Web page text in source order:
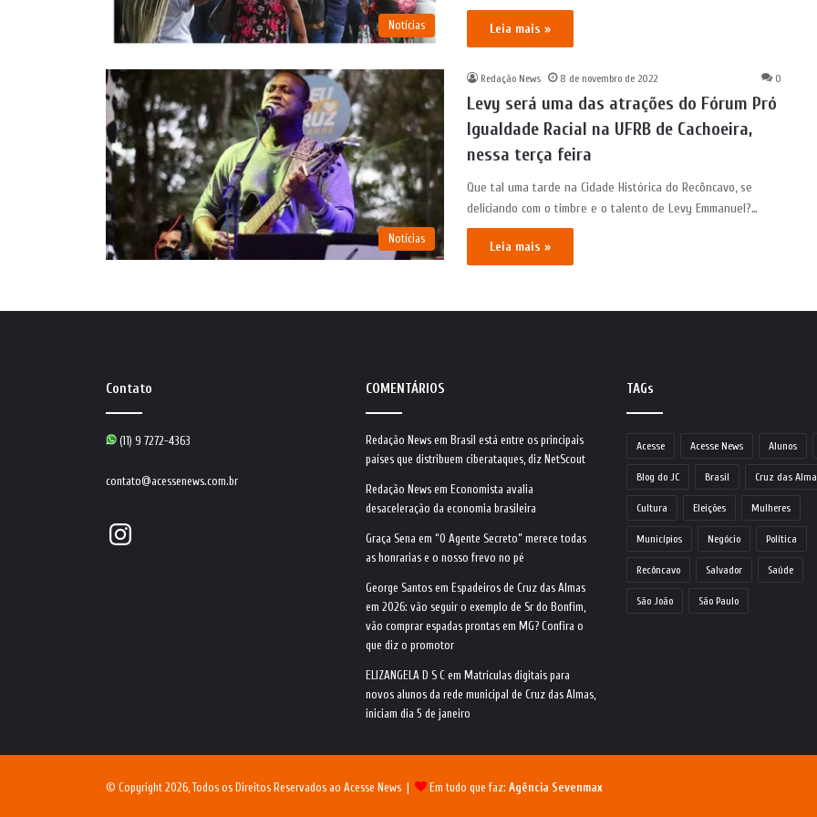
Notícias Leia mais »
Notícias
Redação News 8 de novembro de 2022 0
Levy será uma das atrações do Fórum Pró
Igualdade Racial na UFRB de Cachoeira,
nessa terça feira
Que tal uma tarde na Cidade Histórica do Recôncavo, se
deliciando com o timbre e o talento de Levy Emmanuel?…
Leia mais »
Contato
(11) 9 7272-4363
contato@acessenews.com.br
Instagram
COMENTÁRIOS
Redação News em Brasil está entre os principais
países que distribuem ciberataques, diz NetScout
Redação News em Economista avalia
desaceleração da economia brasileira
Graça Sena em“O Agente Secreto” merece todas
as honrarias e o nosso frevo no pé
George Santos em Espadeiros de Cruz das Almas
em 2026: vão seguir o exemplo de Sr do Bonfim,
vão comprar espadas prontas em MG? Confira o
que diz o promotor
ELIZANGELA D S C em Matrículas digitais para
novos alunos da rede municipal de Cruz das Almas,
iniciam dia 5 de janeiro
TAGs
Acesse Acesse News Alunos
Blog do JC Brasil Cruz das
Cultura Eleições Mulheres
Municípios Negócio Política
Recôncavo Salvador Saúde
São João São Paulo
© Copyright 2026, Todos os Direitos Reservados ao Acesse News | Em tudo que faz: Agência Sevenmax